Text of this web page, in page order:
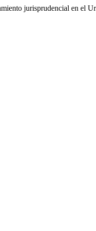
jurisprudencial en el